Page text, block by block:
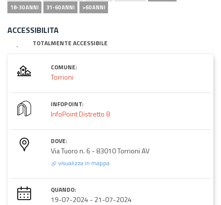
18-30 ANNI
31-60 ANNI >60 ANNI
ACCESSIBILITA
TOTALMENTE ACCESSIBILE
COMUNE:
Torrioni
INFOPOINT:
InfoPoint Distretto 8
DOVE:
Via Tuoro n. 6 - 83010 Torrioni AV
visualizza in mappa
QUANDO:
19-07-2024 -21-07-2024